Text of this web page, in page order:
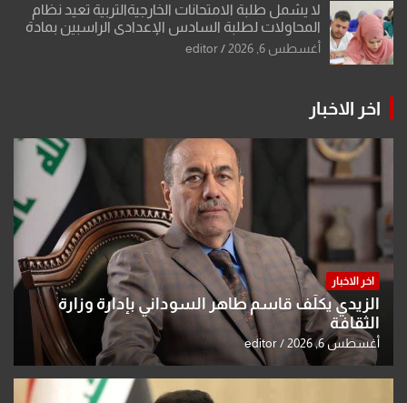
لا يشمل طلبة الامتحانات الخارجيةالتربية تعيد نظام
المحاولات لطلبة السادس الإعدادي الراسبين بمادة
أو مادتين
أغسطس 6, 2026 editor
اخر الاخبار
اخر الاخبار
الزيدي يكلّف قاسم طاهر السوداني بإدارة وزارة
الثقافة
أغسطس 6, 2026 editor